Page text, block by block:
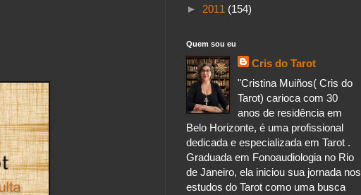
► 2011 (154)
Quem sou eu
Cris do Tarot
"Cristina Muiños( Cris do
Tarot) carioca com 30
anos de residência em
Belo Horizonte, é uma profissional
dedicada e especializada em Tarot .
Graduada em Fonoaudiologia no Rio
de Janeiro, ela iniciou sua jornada nos
estudos do Tarot como uma busca